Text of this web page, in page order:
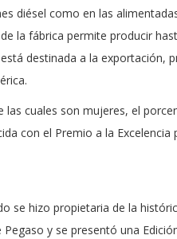
diésel como en las
la fábrica permite producir
destinada a la exportación,
las cuales son mujeres, el
con el Premio a la
se hizo propietaria de la
y se presentó una